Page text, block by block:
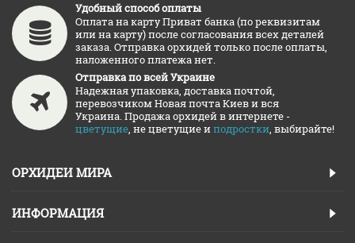
Удобный способ оплаты
Оплата на карту Приват банка (по реквизитам
или на карту) после согласования всех деталей
заказа. Отправка орхидей только после оплаты,
наложенного платежа нет.
Отправка по всей Украине
Надежная упаковка, доставка почтой,
перевозчиком Новая почта Киев и вся
Украина. Продажа орхидей в интернете -
цветущие, не цветущие иподростки, выбирайте!
ОРХИДЕИ МИРА
ИНФОРМАЦИЯ